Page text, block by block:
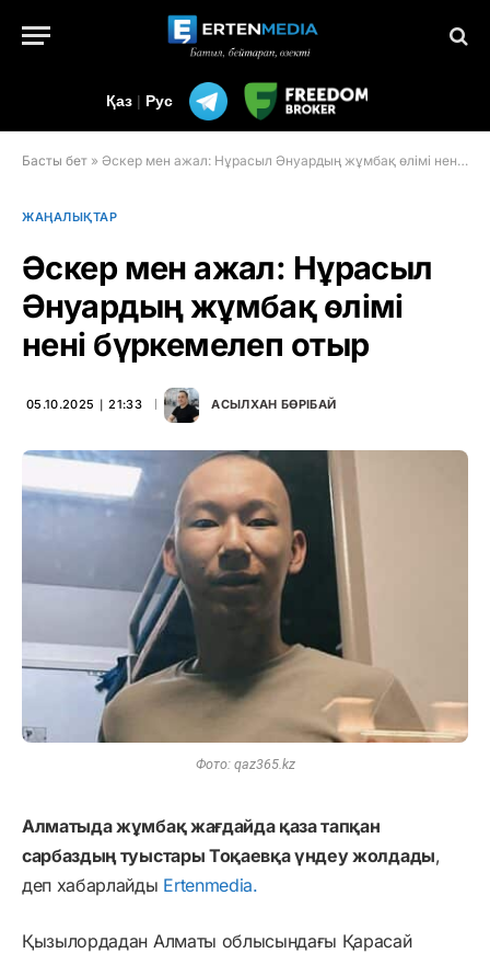
Қаз | Рус
Басты бет » Әскер мен ажал: Нұрасыл Әнуардың жұмбақ өлімі нені бүркемелеп отыр
ЖАҢАЛЫҚТАР
Әскер мен ажал: Нұрасыл
Әнуардың жұмбақ өлімі
нені бүркемелеп отыр
05.10.2025 ∣ 21:33 АСЫЛХАН БӨРІБАЙ
Фото: qaz365.kz
Алматыда жұмбақ жағдайда қаза тапқан
сарбаздың туыстары Тоқаевқа үндеу жолдады,
деп хабарлайды Ertenmedia.
Қызылордадан Алматы облысындағы Қарасай